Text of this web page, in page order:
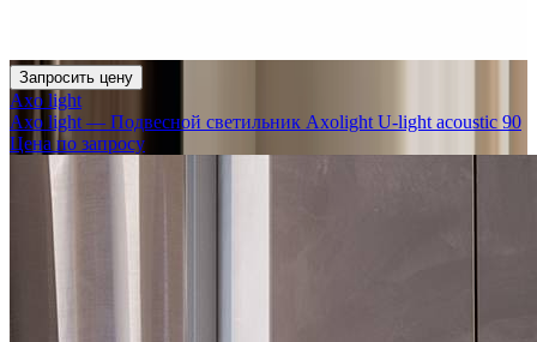
Запросить цену
Axo light
Axo light — Подвесной светильник Axolight U-light acoustic 90
Цена по запросу